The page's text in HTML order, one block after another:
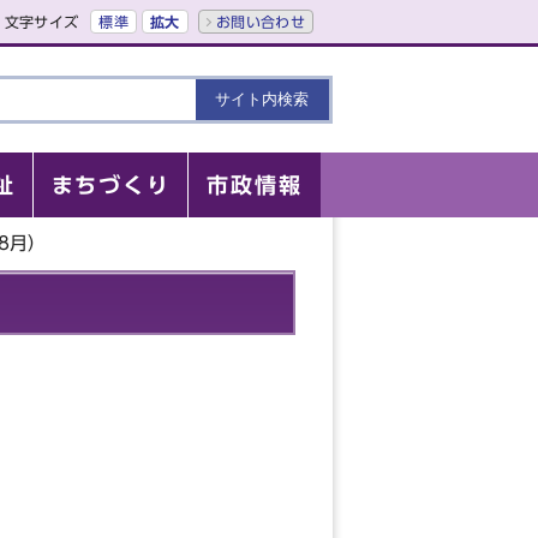
文字サイズ 標準 拡大 お問い合わせ
まちづくり 市政情報
）